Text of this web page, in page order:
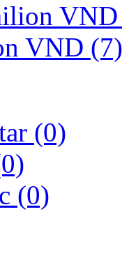
VND (7)
(0)
(0)